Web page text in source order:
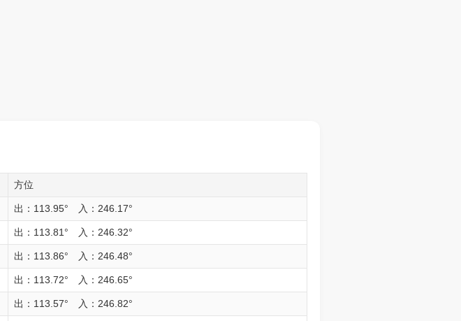
方位
出：113.95° 入：246.17°
出：113.81° 入：246.32°
出：113.86° 入：246.48°
出：113.72° 入：246.65°
出：113.57° 入：246.82°